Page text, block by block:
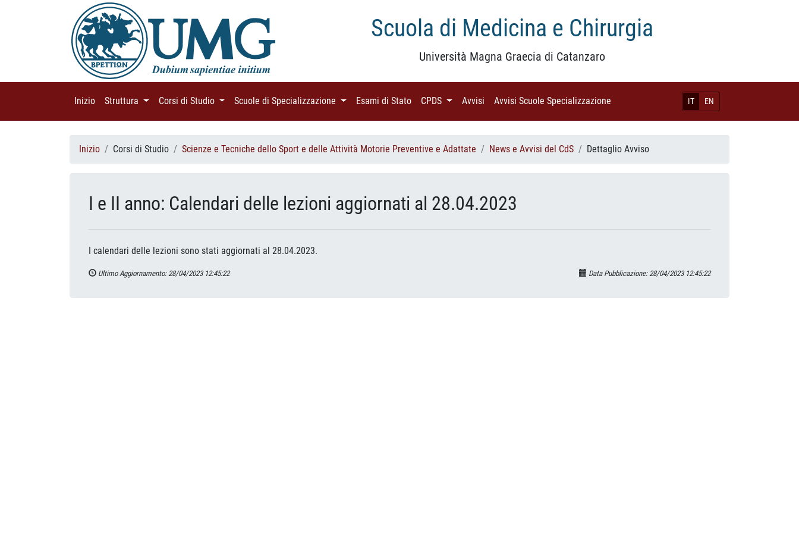
Scuola di Medicina e Chirurgia
Università Magna Graecia di Catanzaro
IT EN
Inizio (current)
Struttura (current)Corsi di Studio (current)Scuole di Specializzazione (current)Esami di Stato (current)
CPDS (current)
Avvisi (current)
Avvisi Scuole Specializzazione
Inizio Corsi di Studio Scienze e Tecniche dello Sport e delle Attività Motorie Preventive e Adattate News e Avvisi del CdS Dettaglio Avviso
I e II anno: Calendari delle lezioni aggiornati al 28.04.2023
I calendari delle lezioni sono stati aggiornati al 28.04.2023.
Ultimo Aggiornamento: 28/04/2023 12:45:22 Data Pubblicazione: 28/04/2023 12:45:22